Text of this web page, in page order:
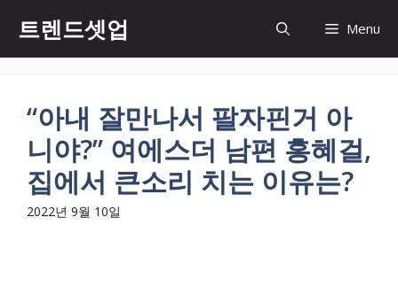
츠
트렌드셋업 Menu
“아내 잘만나서 팔자핀거 아
니야?” 여에스더 남편 홍혜걸,
집에서 큰소리 치는 이유는?
2022년 9월 10일